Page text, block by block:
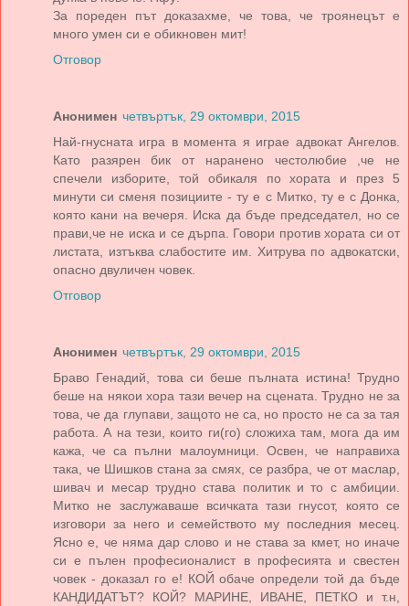
За пореден път доказахме, че това, че троянецът е
много умен си е обикновен мит!
Отговор
Анонимен четвъртък, 29 октомври, 2015
Най-гнусната игра в момента я играе адвокат Ангелов.
Като разярен бик от наранено честолюбие ,че не
спечели изборите, той обикаля по хората и през 5
минути си сменя позициите - ту е с Митко, ту е с Донка,
която кани на вечеря. Иска да бъде председател, но се
прави,че не иска и се дърпа. Говори против хората си от
листата, изтъква слабостите им. Хитрува по адвокатски,
опасно двуличен човек.
Отговор
Анонимен четвъртък, 29 октомври, 2015
Браво Генадий, това си беше пълната истина! Трудно
беше на някои хора тази вечер на сцената. Трудно не за
това, че да глупави, защото не са, но просто не са за тая
работа. А на тези, които ги(го) сложиха там, мога да им
кажа, че са пълни малоумници. Освен, че направиха
така, че Шишков стана за смях, се разбра, че от маслар,
шивач и месар трудно става политик и то с амбиции.
Митко не заслужаваше всичката тази гнусот, която се
изговори за него и семейството му последния месец.
Ясно е, че няма дар слово и не става за кмет, но иначе
си е пълен професионалист в професията и свестен
човек - доказал го е! КОЙ обаче определи той да бъде
КАНДИДАТЪТ? КОЙ? МАРИНЕ, ИВАНЕ, ПЕТКО и т.н,